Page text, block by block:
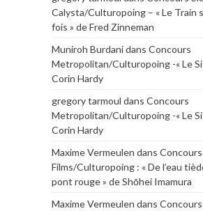
Calysta/Culturopoing – « Le Train
fois » de Fred Zinneman
Muniroh Burdanidans Concours
Metropolitan/Culturopoing -« Le
Corin Hardy
gregory tarmoul dans Concours
Metropolitan/Culturopoing -« Le
Corin Hardy
Maxime Vermeulen dans
Films/Culturopoing : « De l’eau
pont rouge » de Shōhei Imamura
Maxime Vermeulen dans